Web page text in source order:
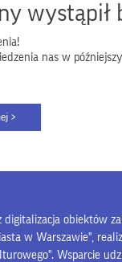
wystąpił
nas w
digitalizacja obiektów
w Warszawie",
Wsparcie